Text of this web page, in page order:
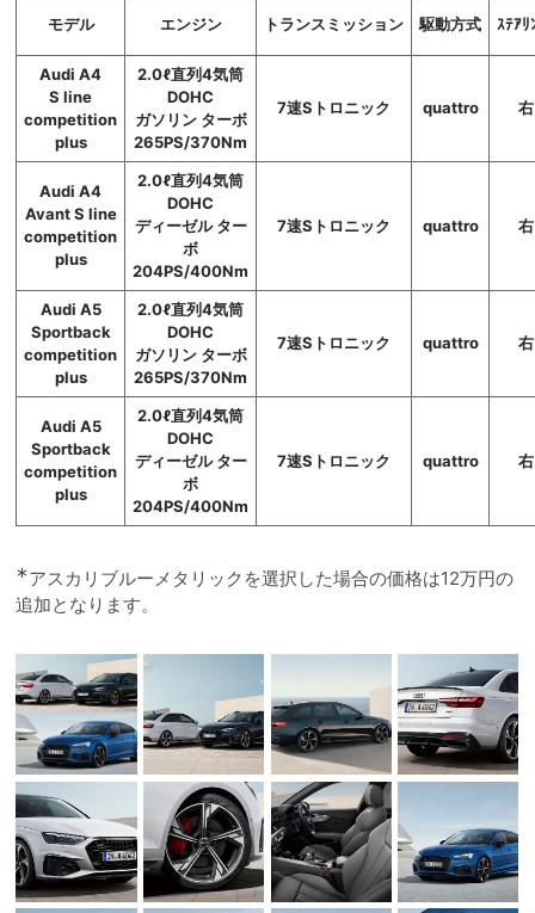
モデル エンジン トランスミッション 駆動方式 ｽﾃｱﾘ
Audi A4
S line
competition
plus
2.0ℓ直列4気筒
DOHC
ガソリン ターボ
265PS/370Nm
7速Sトロニック quattro 右
Audi A4
Avant S line
competition
plus
2.0ℓ直列4気筒
DOHC
ディーゼル ター
ボ
204PS/400Nm
7速Sトロニック quattro 右
Audi A5
Sportback
competition
plus
2.0ℓ直列4気筒
DOHC
ガソリン ターボ
265PS/370Nm
7速Sトロニック quattro 右
Audi A5
Sportback
competition
plus
2.0ℓ直列4気筒
DOHC
ディーゼル ター
ボ
204PS/400Nm
7速Sトロニック quattro 右
∗ アスカリブルーメタリックを選択した場合の価格は12万円の
追加となります。